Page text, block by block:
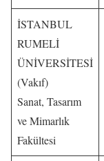
İSTANBUL
RUMELİ
ÜNİVERSİTESİ
(Vakıf)
Sanat, Tasarım
ve Mimarlık
Fakültesi